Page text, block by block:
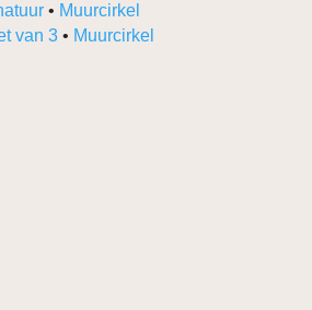
• Muurcirkel
van 3 • Muurcirkel